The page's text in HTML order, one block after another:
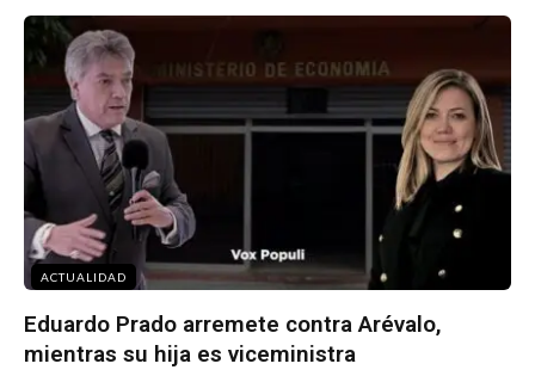
ACTUALIDAD
Eduardo Prado arremete contra Arévalo,
mientras su hija es viceministra